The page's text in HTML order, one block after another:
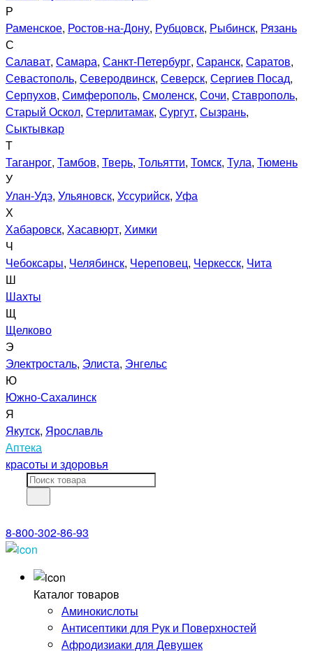
Р
Раменское, Ростов-на-Дону, Рубцовск, Рыбинск, Рязань
С
Салават, Самара, Санкт-Петербург, Саранск, Саратов,
Севастополь, Северодвинск, Северск, Сергиев Посад,
Серпухов, Симферополь, Смоленск, Сочи, Ставрополь,
Старый Оскол, Стерлитамак, Сургут, Сызрань,
Сыктывкар
Т
Таганрог, Тамбов, Тверь, Тольятти, Томск, Тула, Тюмень
У
Улан-Удэ, Ульяновск, Уссурийск, Уфа
Х
Хабаровск, Хасавюрт, Химки
Ч
Чебоксары, Челябинск, Череповец, Черкесск, Чита
Ш
Шахты
Щ
Щелково
Э
Электросталь, Элиста, Энгельс
Ю
Южно-Сахалинск
Я
Якутск, Ярославль
Аптека
красоты и здоровья
8-800-302-86-93
Каталог товаров
Аминокислоты
Антисептики для Рук и Поверхностей
Афродизиаки для Девушек